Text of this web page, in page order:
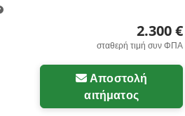
παραγωγής ψωμιών, γραμμές
ζυμωτήρια, μίξερ, μηχανές για
την πλήρη, ενημερωμένη προσφορά
2.300 €
σταθερή τιμή συν ΦΠΑ
Αποστολή
αιτήματος